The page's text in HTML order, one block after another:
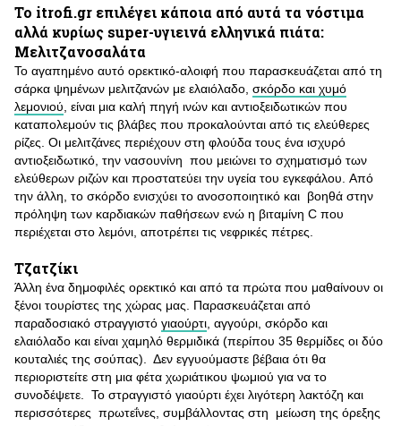
Το itrofi.gr επιλέγει κάποια από αυτά τα νόστιμα
αλλά κυρίως super-υγιεινά ελληνικά πιάτα:
Μελιτζανοσαλάτα
Το αγαπημένο αυτό ορεκτικό-αλοιφή που παρασκευάζεται από τη
σάρκα ψημένων μελιτζανών με ελαιόλαδο, σκόρδο και χυμό
λεμονιού , είναι μια καλή πηγή ινών και αντιοξειδωτικών που
καταπολεμούν τις βλάβες που προκαλούνται από τις ελεύθερες
ρίζες. Οι μελιτζάνες περιέχουν στη φλούδα τους ένα ισχυρό
αντιοξειδωτικό, την νασουνίνη που μειώνει το σχηματισμό των
ελεύθερων ριζών και προστατεύει την υγεία του εγκεφάλου. Από
την άλλη, το σκόρδο ενισχύει το ανοσοποιητικό και βοηθά στην
πρόληψη των καρδιακών παθήσεων ενώ η βιταμίνη C που
περιέχεται στο λεμόνι, αποτρέπει τις νεφρικές πέτρες.
Τζατζίκι
Άλλη ένα δημοφιλές ορεκτικό και από τα πρώτα που μαθαίνουν οι
ξένοι τουρίστες της χώρας μας. Παρασκευάζεται από
παραδοσιακό στραγγιστό γιαούρτι , αγγούρι, σκόρδο και
ελαιόλαδο και είναι χαμηλό θερμιδικά (περίπου 35 θερμίδες οι δύο
κουταλιές της σούπας). Δεν εγγυούμαστε βέβαια ότι θα
περιοριστείτε στη μια φέτα χωριάτικου ψωμιού για να το
συνοδέψετε. Το στραγγιστό γιαούρτι έχει λιγότερη λακτόζη και
περισσότερες πρωτεΐνες, συμβάλλοντας στη μείωση της όρεξης